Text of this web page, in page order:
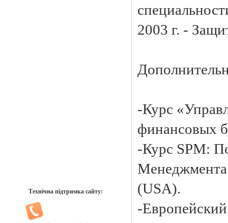
Технічна підтримка сайту:
2003 г. -
-Курс
финансовых
-Курс SPM:
(USA).
-